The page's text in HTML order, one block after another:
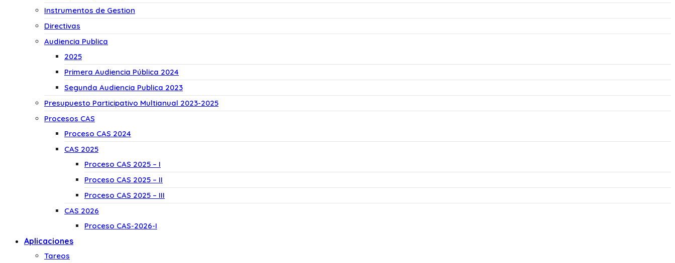
Instrumentos de Gestion
Directivas
Audiencia Publica
2025
Primera Audiencia Pública 2024
Segunda Audiencia Publica 2023
Presupuesto Participativo Multianual 2023-2025
Procesos CAS
Proceso CAS 2024
CAS 2025
Proceso CAS 2025 – I
Proceso CAS 2025 – II
Proceso CAS 2025 – III
CAS 2026
Proceso CAS-2026-I
Aplicaciones
Tareos